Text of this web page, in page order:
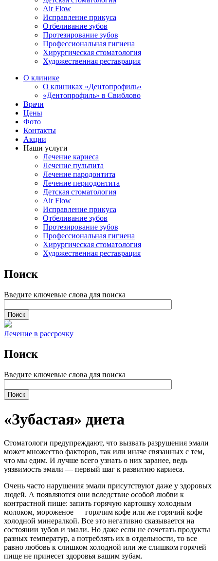
Air Flow
Исправление прикуса
Отбеливание зубов
Протезирование зубов
Профессиональная гигиена
Хирургическая стоматология
Художественная реставрация
О клинике
О клиниках «Дентопрофиль»
«Дентопрофиль» в Свиблово
Врачи
Цены
Фото
Контакты
Акции
Наши услуги
Лечение кариеса
Лечение пульпита
Лечение пародонтита
Лечение периодонтита
Детская стоматология
Air Flow
Исправление прикуса
Отбеливание зубов
Протезирование зубов
Профессиональная гигиена
Хирургическая стоматология
Художественная реставрация
Поиск
Введите ключевые слова для поиска
Лечение в рассрочку
Поиск
Введите ключевые слова для поиска
«Зубастая» диета
Стоматологи предупреждают, что вызвать разрушения эмали
может множество факторов, так или иначе связанных с тем,
что мы едим. И лучше всего узнать о них заранее, ведь
уязвимость эмали — первый шаг к развитию кариеса.
Очень часто нарушения эмали присутствуют даже у здоровых
людей. А появляются они вследствие особой любви к
контрастной пище: запить горячую картошку холодным
молоком, мороженое — горячим кофе или же горячий кофе —
холодной минералкой. Все это негативно сказывается на
состоянии зубов и эмали. Но даже если не сочетать продукты
разных температур, а потреблять их в отдельности, то все
равно любовь к слишком холодной или же слишком горячей
пище не принесет здоровья вашим зубам.